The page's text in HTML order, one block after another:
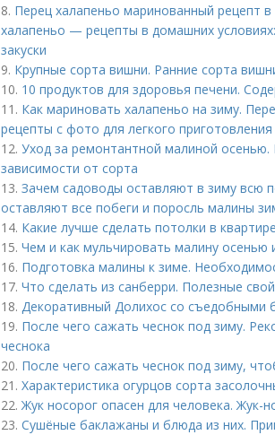
8. Перец халапеньо маринованный рецепт
халапеньо — рецепты в домашних
закуски
9. Крупные сорта вишни. Ранние сорта
10. 10 продуктов для здоровья печени.
11. Как мариновать халапеньо на зиму.
рецепты с фото для легкого приготовления
12. Уход за ремонтантной малиной
зависимости от сорта
13. Зачем садоводы оставляют в зиму всю
оставляют все побеги и поросль малины
14. Какие лучше сделать потолки в
15. Чем и как мульчировать малину
16. Подготовка малины к зиме.
17. Что сделать из санберри. Полезные
18. Декоративный Долихос со съедобными
19. После чего сажать чеснок под зиму.
чеснока
20. После чего сажать чеснок под зиму,
21. Характеристика огурцов сорта
22.Жук носорог опасен для человека. Жук-
23. Сушёные баклажаны и блюда из них.